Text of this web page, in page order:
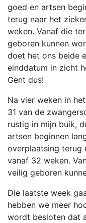
goed en artsen
terug naar het
weken. Vanaf die
geboren kunnen
doet het ons beide
einddatum in zicht
Gent dus!
Na vier weken in
31 van de
rustig in mijn buik,
artsen beginnen
overplaatsing terug
vanaf 32 weken.
veilig geboren
Die laatste week
hebben we meer
wordt besloten dat